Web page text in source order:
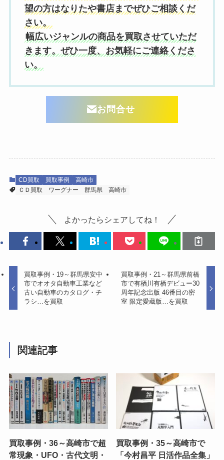
望の方はなりたや書店までぜひご相談くだ
さい。
幅広いジャンルの商品を買取させていただ
きます。ぜひ一度、お気軽にご連絡くださ
い。
お問合せ
CD買取 買取事例
高崎市
ＣＤ買取
ワーグナー 群馬県 高崎市
よかったらシェアしてね！
買取事例・19～群馬県安中
市でオオタ自動車工業など
古い自動車のカタログ・チ
ラシ…を買取
買取事例・21～群馬県前橋
市で有栖川有栖デビュー30
周年記念出版 46番目の密
室 限定愛蔵版…を買取
関連記事
買取事例・36～高崎市で超
常現象・UFO・古代文明・
買取事例・35～高崎市で
「今村昌平 日活作品全集」